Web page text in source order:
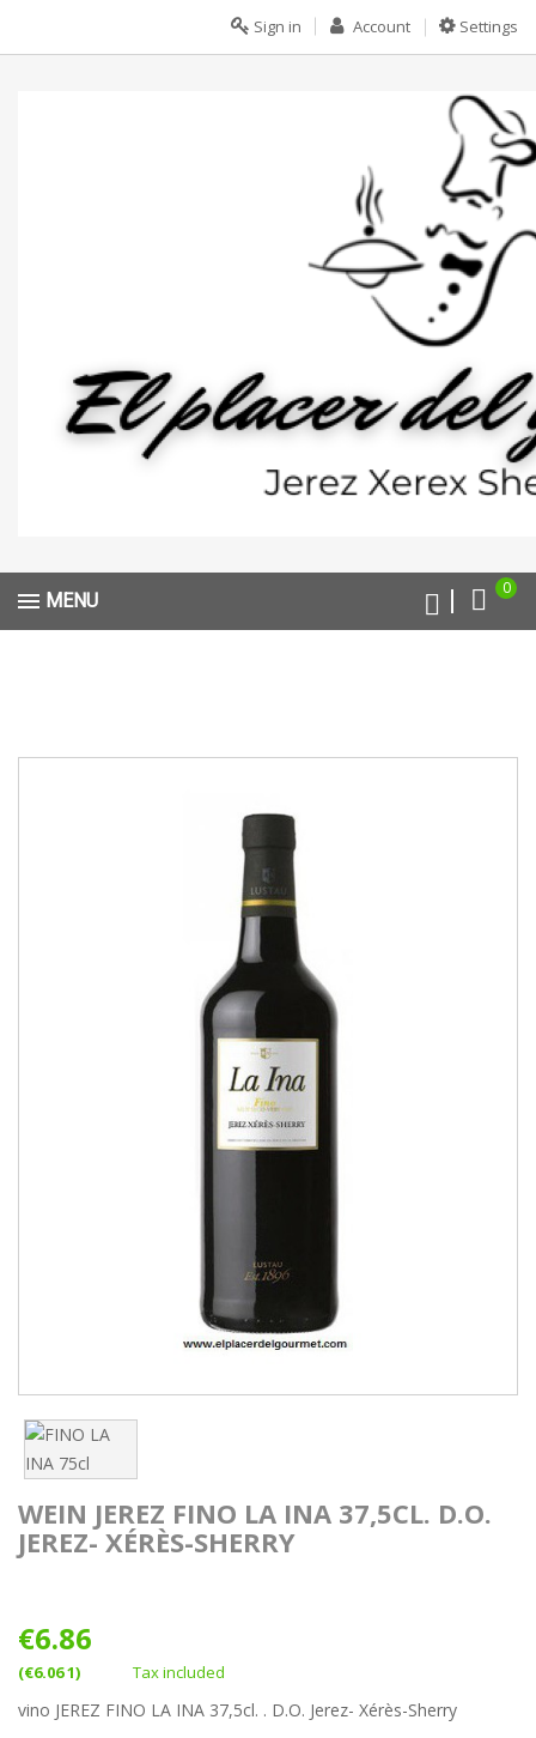
Settings
Account
Sign in
0
MENU
WEIN JEREZ FINO LA INA 37,5CL. D.O.
JEREZ- XÉRÈS-SHERRY
€6.86
(€6.06 1) Tax included
vino JEREZ FINO LA INA 37,5cl. . D.O. Jerez- Xérès-Sherry